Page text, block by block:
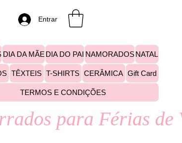
Entrar
DIA DA MÃE DIA DO PAI NAMORADOSNATAL
TÊXTEIS T-SHIRTS CERÂMICA Gift Card
TERMOS E CONDIÇÕES